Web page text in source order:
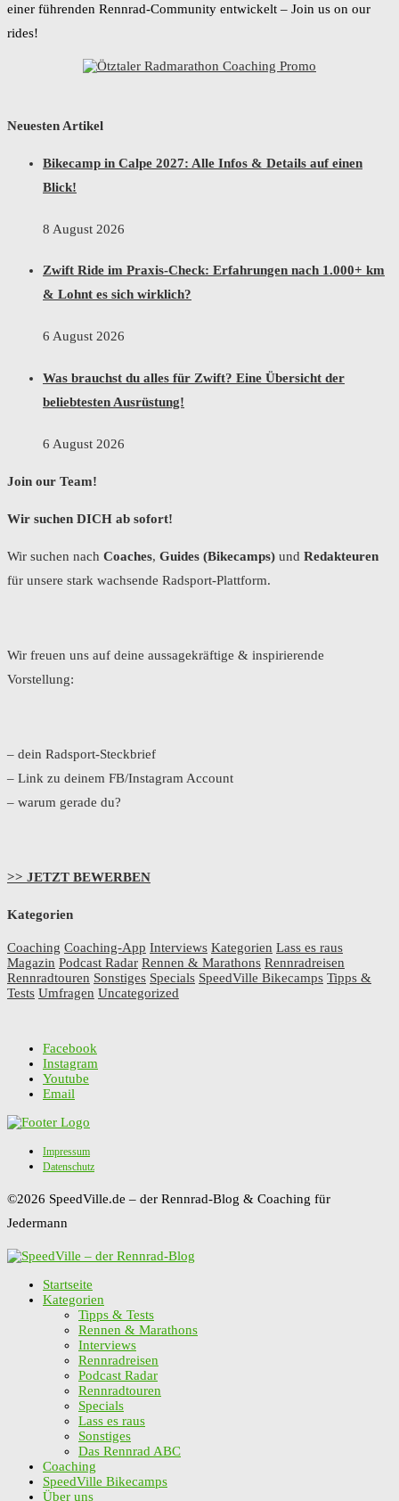
einer führenden Rennrad-Community entwickelt – Join us on our
rides!
Neuesten Artikel
Bikecamp in Calpe 2027: Alle Infos & Details auf einen
Blick!
8 August 2026
Zwift Ride im Praxis-Check: Erfahrungen nach 1.000+ km
& Lohnt es sich wirklich?
6 August 2026
Was brauchst du alles für Zwift? Eine Übersicht der
beliebtesten Ausrüstung!
6 August 2026
Join our Team!
Wir suchen DICH ab sofort!
Wir suchen nach Coaches, Guides (Bikecamps) und Redakteuren
für unsere stark wachsende Radsport-Plattform.
Wir freuen uns auf deine aussagekräftige & inspirierende
Vorstellung:
– dein Radsport-Steckbrief
– Link zu deinem FB/Instagram Account
– warum gerade du?
>> JETZT BEWERBEN
Kategorien
Coaching Coaching-App Interviews Kategorien Lass es raus
Magazin Podcast Radar Rennen & Marathons Rennradreisen
Rennradtouren Sonstiges Specials SpeedVille Bikecamps Tipps &
Tests Umfragen Uncategorized
Facebook
Instagram
Youtube
Email
Impressum
Datenschutz
©2026 SpeedVille.de – der Rennrad-Blog & Coaching für
Jedermann
Startseite
Kategorien
Tipps & Tests
Rennen & Marathons
Interviews
Rennradreisen
Podcast Radar
Rennradtouren
Specials
Lass es raus
Sonstiges
Das Rennrad ABC
Coaching
SpeedVille Bikecamps
Über uns